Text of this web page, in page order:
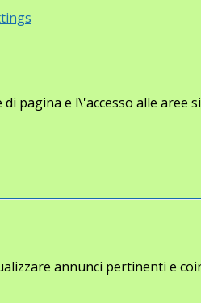
pagina e l\'accesso alle aree
annunci pertinenti e